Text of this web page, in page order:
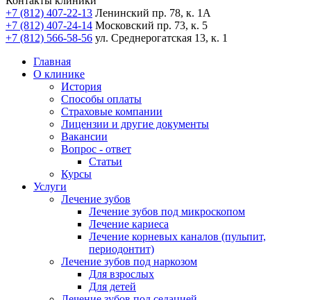
+7 (812) 407-22-13 Ленинский пр. 78, к. 1А
+7 (812) 407-24-14 Московский пр. 73, к. 5
+7 (812) 566-58-56 ул. Среднерогатская 13, к. 1
Главная
О клинике
История
Способы оплаты
Страховые компании
Лицензии и другие документы
Вакансии
Вопрос - ответ
Статьи
Курсы
Услуги
Лечение зубов
Лечение зубов под микроскопом
Лечение кариеса
Лечение корневых каналов (пульпит,
периодонтит)
Лечение зубов под наркозом
Для взрослых
Для детей